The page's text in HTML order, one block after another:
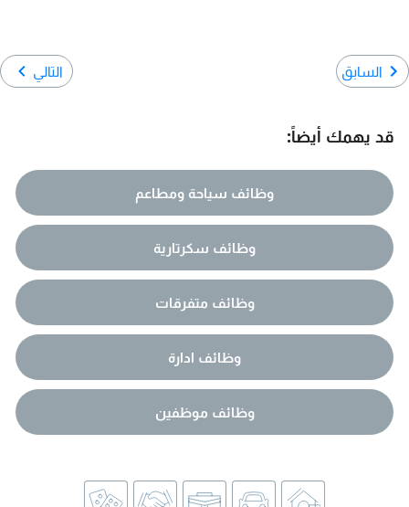
السابق التالي
قد يهمك أيضاً:
وظائف سياحة ومطاعم
وظائف سكرتارية
وظائف متفرقات
وظائف ادارة
وظائف موظفين